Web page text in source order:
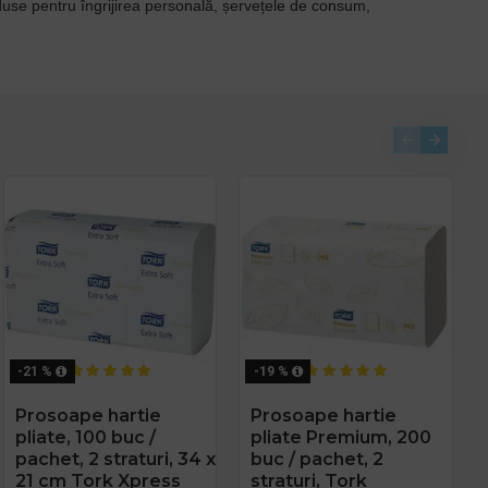
pentru îngrijirea personală, șervețele de consum,
-26 %
Dispenser servetele
Xpress mini Tork,
negru, Z fold,
capacitate 200
-22 %
Dispenser negru, de
masa, pentru
servetele Xpress
Tork
-21 %
Prosoape hartie
pliate, 100 buc /
pachet, 2 straturi, 34 x
21 cm Tork Xpress
-19 %
Prosoape hartie
pliate Premium, 200
buc / pachet, 2
straturi, Tork